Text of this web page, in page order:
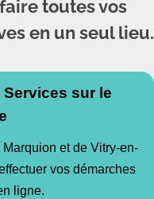
toutes vos
en un seul lieu.
sur le
et de Vitry-en-
vos démarches
ligne.